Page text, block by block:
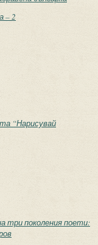
– 2
“Нарисувай
три поколения поети: